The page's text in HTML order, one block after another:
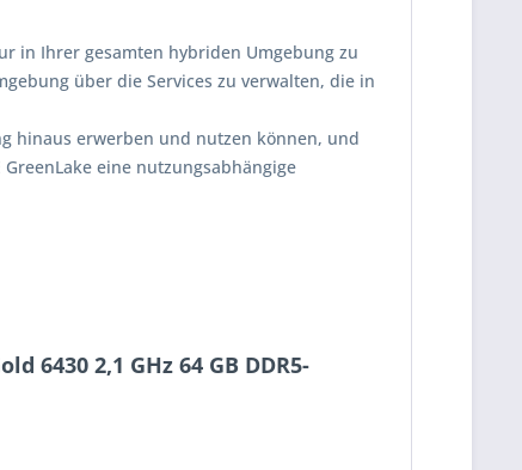
in Ihrer gesamten hybriden Umgebung zu
über die Services zu verwalten, die in
hinaus erwerben und nutzen können, und
eine nutzungsabhängige
6430 2,1 GHz 64 GB DDR5-